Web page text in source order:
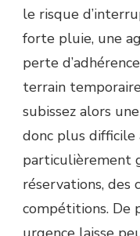
le risque
forte pluie, une
perte
terrain
subissez alors
donc plus difficile
particulièrement
réservations, des
compétitions. De